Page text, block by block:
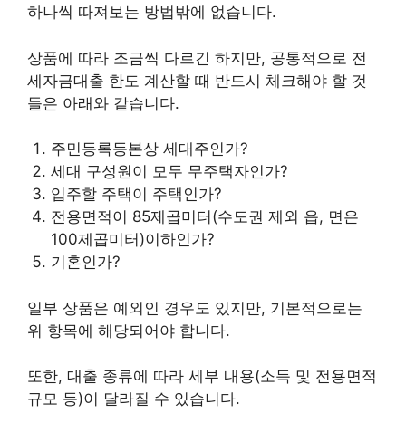
하나씩 따져보는 방법밖에 없습니다.
상품에 따라 조금씩 다르긴 하지만, 공통적으로 전
세자금대출 한도 계산할 때 반드시 체크해야 할 것
들은 아래와 같습니다.
주민등록등본상 세대주인가?
세대 구성원이 모두 무주택자인가?
입주할 주택이 주택인가?
전용면적이 85제곱미터(수도권 제외 읍, 면은
100제곱미터)이하인가?
기혼인가?
일부 상품은 예외인 경우도 있지만, 기본적으로는
위 항목에 해당되어야 합니다.
또한, 대출 종류에 따라 세부 내용(소득 및 전용면적
규모 등)이 달라질 수 있습니다.